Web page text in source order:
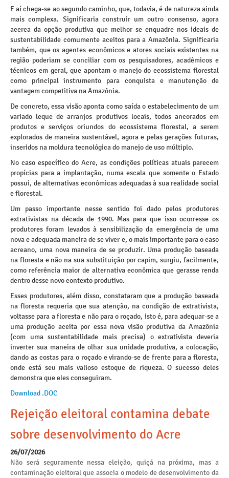
E aí chega-se ao segundo caminho, que, todavia, é de natureza ainda
mais complexa. Significaria construir um outro consenso, agora
acerca da opção produtiva que melhor se enquadre nos ideais de
sustentabilidade comumente aceitos para a Amazônia. Significaria
também, que os agentes econômicos e atores sociais existentes na
região poderiam se conciliar com os pesquisadores, acadêmicos e
técnicos em geral, que apontam o manejo do ecossistema florestal
como principal instrumento para conquista e manutenção de
vantagem competitiva na Amazônia.
De concreto, essa visão aponta como saída o estabelecimento de um
variado leque de arranjos produtivos locais, todos ancorados em
produtos e serviços oriundos do ecossistema florestal, a serem
explorados de maneira sustentável, agora e pelas gerações futuras,
inseridos na moldura tecnológica do manejo de uso múltiplo.
No caso específico do Acre, as condições políticas atuais parecem
propícias para a implantação, numa escala que somente o Estado
possui, de alternativas econômicas adequadas à sua realidade social
e florestal.
Um passo importante nesse sentido foi dado pelos produtores
extrativistas na década de 1990. Mas para que isso ocorresse os
produtores foram levados à sensibilização da emergência de uma
nova e adequada maneira de se viver e, o mais importante para o caso
acreano, uma nova maneira de se produzir. Uma produção baseada
na floresta e não na sua substituição por capim, surgiu, facilmente,
como referência maior de alternativa econômica que gerasse renda
dentro desse novo contexto produtivo.
Esses produtores, além disso, constataram que a produção baseada
na floresta requeria que sua atenção, na condição de extrativista,
voltasse para a floresta e não para o roçado, isto é, para adequar-se a
uma produção aceita por essa nova visão produtiva da Amazônia
(com uma sustentabilidade mais precisa) o extrativista deveria
inverter sua maneira de olhar sua unidade produtiva, a colocação,
dando as costas para o roçado e virando-se de frente para a floresta,
onde está seu mais valioso estoque de riqueza. O sucesso deles
demonstra que eles conseguiram.
Download .DOC
Rejeição eleitoral contamina debate
sobre desenvolvimento do Acre
26/07/2026
Não será seguramente nessa eleição, quiçá na próxima, mas a
contaminação eleitoral que associa o modelo de desenvolvimento da